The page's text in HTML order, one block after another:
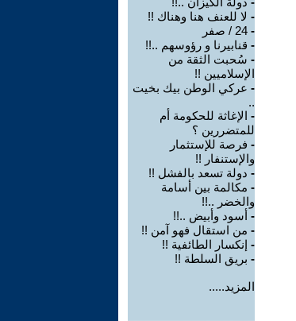
- لا للعنف هنا وهناك !!
- 24 / صفر
- قنابيرنا و رؤوسهم ..!!
- سُحبت الثقة من
الإسلاميين !!
- عركي الوطن بيك بخيت
..
- الإغاثة للحكومة أم
للمتضررين ؟
- فرصة للإستثمار
والإستنفار !!
- دولة تسعد بالفشل !!
- مكالمة بين أسامة
والخضر ..!!
- أسود وأبيض ..!!
- من استقال فهو آمن !!
- إنكسار الطائفية !!
- بريق السلطة !!
المزيد.....